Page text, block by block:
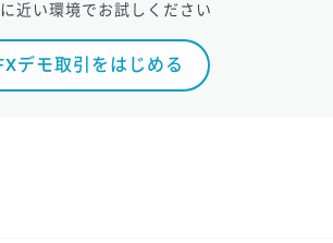
近い環境でお試しください
デモ取引をはじめる